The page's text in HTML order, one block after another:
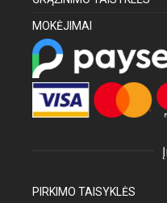
MOKĖJIMAI
PIRKIMO TAISYKLĖS